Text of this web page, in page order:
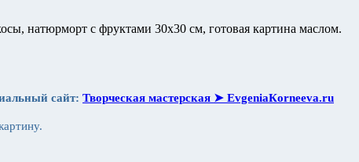
натюрморт с фруктами 30х30 см, готовая картина маслом.
сайт: Творческая мастерская ➤ ЕvgeniaКorneeva.ru